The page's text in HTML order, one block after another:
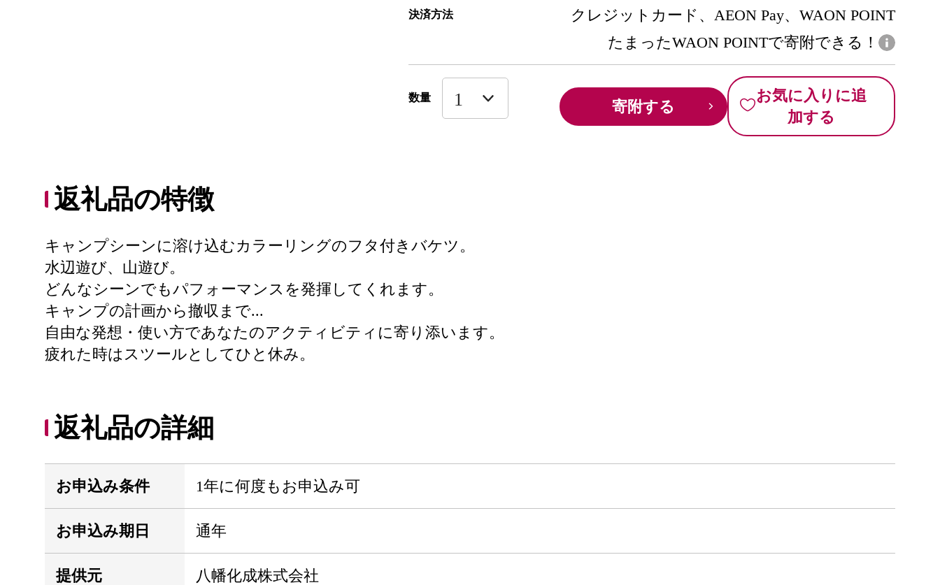
決済方法
クレジットカード、AEON Pay、WAON POINT
たまったWAON POINTで寄附できる！
数量 寄附する
お気に入りに追
加する
返礼品の特徴
キャンプシーンに溶け込むカラーリングのフタ付きバケツ。
水辺遊び、山遊び。
どんなシーンでもパフォーマンスを発揮してくれます。
キャンプの計画から撤収まで...
自由な発想・使い方であなたのアクティビティに寄り添います。
疲れた時はスツールとしてひと休み。
返礼品の詳細
お申込み条件 1年に何度もお申込み可
お申込み期日 通年
提供元 八幡化成株式会社